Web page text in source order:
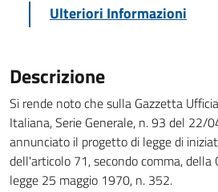
Ulteriori Informazioni
Descrizione
Si rende noto che sulla Gazzetta
Italiana, Serie Generale, n. 93 del 22/
annunciato il progetto di legge di
dell'articolo 71, secondo comma, della
legge 25 maggio 1970, n. 352.